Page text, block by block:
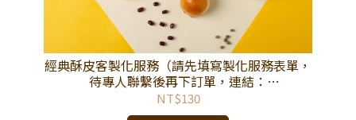
經典酥皮客製化服務（請先填寫製化服務表單，
待專人聯繫後再下訂單，連結：
https://reurl.cc/DKo48m。）
NT$130